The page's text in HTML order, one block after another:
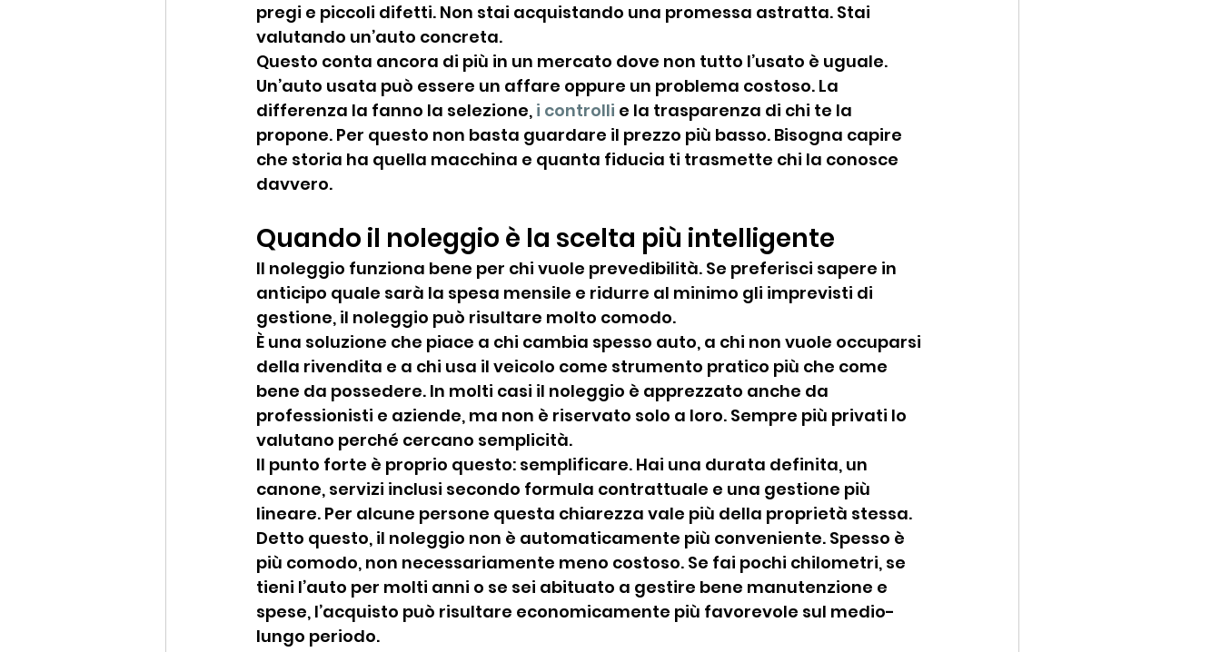
pregi e piccoli difetti. Non stai acquistando una promessa astratta. Stai
valutando un’auto concreta.
Questo conta ancora di più in un mercato dove non tutto l’usato è uguale.
Un’auto usata può essere un affare oppure un problema costoso. La
differenza la fanno la selezione, i controlli e la trasparenza di chi te la
propone. Per questo non basta guardare il prezzo più basso. Bisogna capire
che storia ha quella macchina e quanta fiducia ti trasmette chi la conosce
davvero.
Quando il noleggio è la scelta più intelligente
Il noleggio funziona bene per chi vuole prevedibilità. Se preferisci sapere in
anticipo quale sarà la spesa mensile e ridurre al minimo gli imprevisti di
gestione, il noleggio può risultare molto comodo.
È una soluzione che piace a chi cambia spesso auto, a chi non vuole occuparsi
della rivendita e a chi usa il veicolo come strumento pratico più che come
bene da possedere. In molti casi il noleggio è apprezzato anche da
professionisti e aziende, ma non è riservato solo a loro. Sempre più privati lo
valutano perché cercano semplicità.
Il punto forte è proprio questo: semplificare. Hai una durata definita, un
canone, servizi inclusi secondo formula contrattuale e una gestione più
lineare. Per alcune persone questa chiarezza vale più della proprietà stessa.
Detto questo, il noleggio non è automaticamente più conveniente. Spesso è
più comodo, non necessariamente meno costoso. Se fai pochi chilometri, se
tieni l’auto per molti anni o se sei abituato a gestire bene manutenzione e
spese, l’acquisto può risultare economicamente più favorevole sul medio-
lungo periodo.